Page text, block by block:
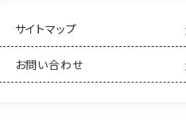
サイトマップ
お問い合わせ